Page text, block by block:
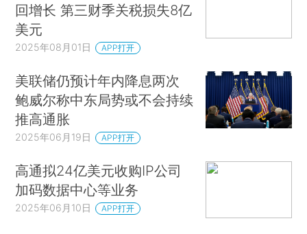
回增长 第三财季关税损失8亿
美元
2025年08月01日 APP打开
美联储仍预计年内降息两次
鲍威尔称中东局势或不会持续
推高通胀
2025年06月19日 APP打开
高通拟24亿美元收购IP公司
加码数据中心等业务
2025年06月10日 APP打开